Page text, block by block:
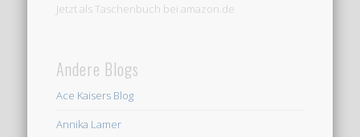
Jetzt als Taschenbuch bei amazon.de
Andere Blogs
Ace Kaisers Blog
Annika Lamer